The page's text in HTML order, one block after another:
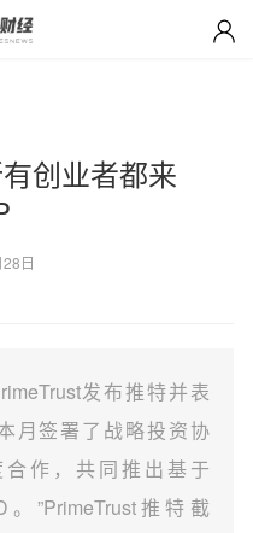
创业者都来
日
发布推特并表
月签署了战略投资协
作，共同推出基于
”PrimeTrust推特截